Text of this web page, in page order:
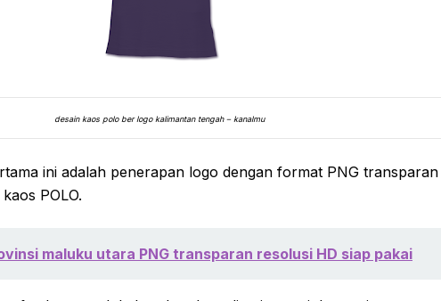
desain kaos polo ber logo kalimantan tengah – kanalmu
ini adalah penerapan logo dengan format PNG transparan
POLO.
maluku utara PNG transparan resolusi HD siap pakai